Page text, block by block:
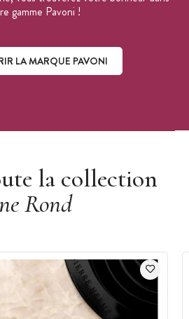
gamme Pavoni !
LA MARQUE PAVONI
la collection
Rond